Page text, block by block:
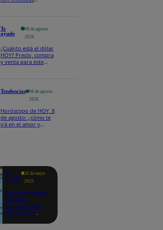
Te
ayudo
08 de agosto
2026
¿Cuánto está el dólar
HOY? Precio, compra
y venta para este
Tendencias
08 de agosto
2026
Horóscopo de HOY, 8
de agosto: ¿cómo te
irá en el amor y
Te
ayudo
26 de mayo
2025
Revisa si tienes
deudas
consultando
con tu DNI:
detalles